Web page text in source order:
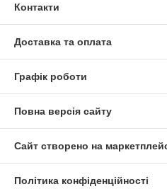
Контакти
Доставка та оплата
Графік роботи
Повна версія сайту
Сайт створено на
Політика конфіденційності